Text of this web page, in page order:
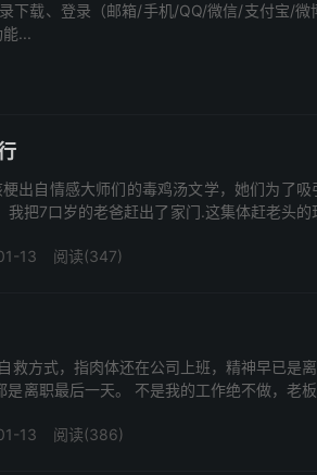
下载、登录（邮箱/手机/QQ/微信/支付宝/微
...
出自情感大师们的毒鸡汤文学，她们为了
我把7口岁的老爸赶出了家门.这集体赶老头的
13 阅读(347)
救方式，指肉体还在公司上班，精神早已是
是离职最后一天。 不是我的工作绝不做，老
13 阅读(386)